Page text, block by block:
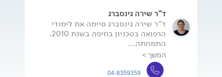
ד"ר שירה גינסברג
ד"ר שירה גינסברג סיימה את לימודי
הרפואה בטכניון בחיפה בשנת 2010.
התמחתה...
המשך >
04-8359359